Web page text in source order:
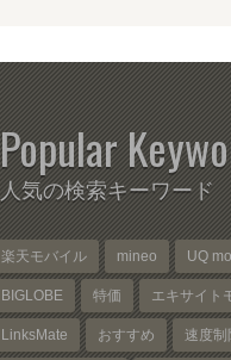
Popular
人気の検索キーワード
楽天モバイル mineo UQ
BIGLOBE 特価 エキサイト
LinksMate おすすめ 速度制